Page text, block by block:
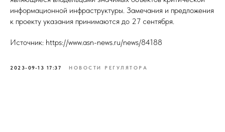
информационной инфраструктуры. Замечания и предложения
к проекту указания принимаются до 27 сентября.
Источник: https://www.asn-news.ru/news/84188
2023-09-13 17:37 НОВОСТИ РЕГУЛЯТОРА